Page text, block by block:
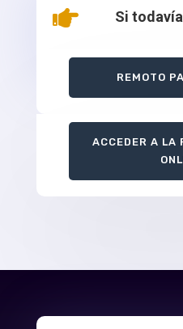
 Si
REMOTO
ACCEDER A LA